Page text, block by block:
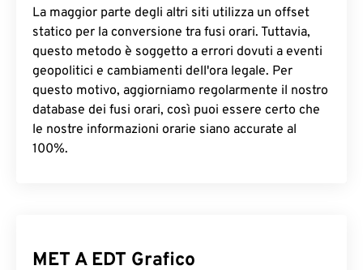
La maggior parte degli altri siti utilizza un offset
statico per la conversione tra fusi orari. Tuttavia,
questo metodo è soggetto a errori dovuti a eventi
geopolitici e cambiamenti dell'ora legale. Per
questo motivo, aggiorniamo regolarmente il nostro
database dei fusi orari, così puoi essere certo che
le nostre informazioni orarie siano accurate al
100%.
MET A EDT Grafico